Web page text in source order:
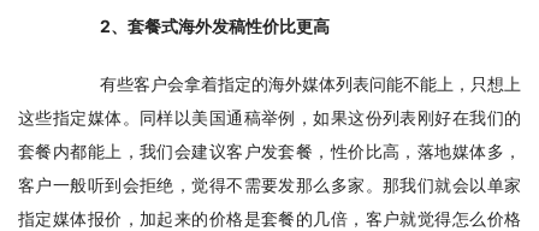
2、套餐式海外发稿性价比更高
有些客户会拿着指定的海外媒体列表问能不能上，只想上
这些指定媒体。同样以美国通稿举例，如果这份列表刚好在我们的
套餐内都能上，我们会建议客户发套餐，性价比高，落地媒体多，
客户一般听到会拒绝，觉得不需要发那么多家。那我们就会以单家
指定媒体报价，加起来的价格是套餐的几倍，客户就觉得怎么价格